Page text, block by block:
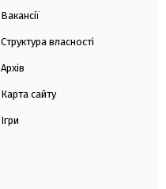
Вакансії
Структура власності
Архів
Карта сайту
Ігри